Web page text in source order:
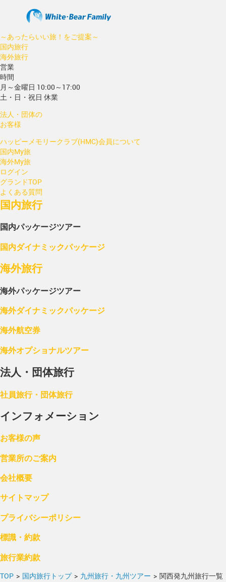
～あったらいい旅！をご提案～
国内旅行
海外旅行
営業
時間
月～金曜日 10:00～17:00
土・日・祝日 休業
法人・団体の
お客様
ハッピーメモリークラブ(HMC)会員について
国内My旅
海外My旅
ログイン
グランドTOP
よくある質問
国内旅行
国内パッケージツアー
国内ダイナミックパッケージ
海外旅行
海外パッケージツアー
海外ダイナミックパッケージ
海外航空券
海外オプショナルツアー
法人・団体旅行
社員旅行・団体旅行
インフォメーション
お客様の声
営業所のご案内
会社概要
サイトマップ
プライバシーポリシー
標識・約款
旅行業約款
TOP > 国内旅行トップ > 九州旅行・九州ツアー > 関西発九州旅行一覧